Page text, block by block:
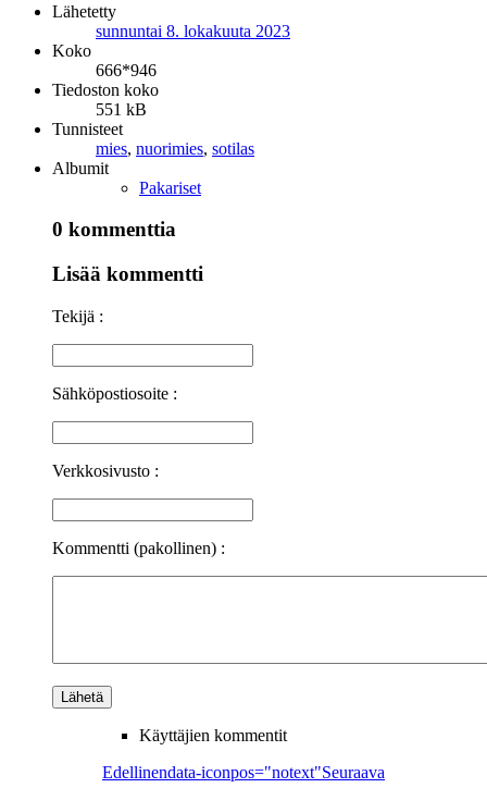
Lähetetty
sunnuntai 8. lokakuuta 2023
Koko
666*946
Tiedoston koko
551 kB
Tunnisteet
mies, nuorimies, sotilas
Albumit
Pakariset
0 kommenttia
Lisää kommentti
Tekijä :
Sähköpostiosoite :
Verkkosivusto :
Kommentti (pakollinen) :
Käyttäjien kommentit
Edellinendata-iconpos="notext"Seuraava